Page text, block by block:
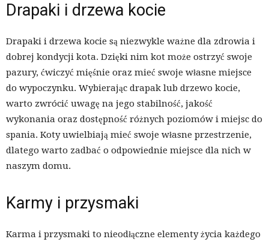
Drapaki i drzewa kocie
Drapaki i drzewa kocie są niezwykle ważne dla zdrowia i
dobrej kondycji kota. Dzięki nim kot może ostrzyć swoje
pazury, ćwiczyć mięśnie oraz mieć swoje własne miejsce
do wypoczynku. Wybierając drapak lub drzewo kocie,
warto zwrócić uwagę na jego stabilność, jakość
wykonania oraz dostępność różnych poziomów i miejsc do
spania. Koty uwielbiają mieć swoje własne przestrzenie,
dlatego warto zadbać o odpowiednie miejsce dla nich w
naszym domu.
Karmy i przysmaki
Karma i przysmaki to nieodłączne elementy życia każdego